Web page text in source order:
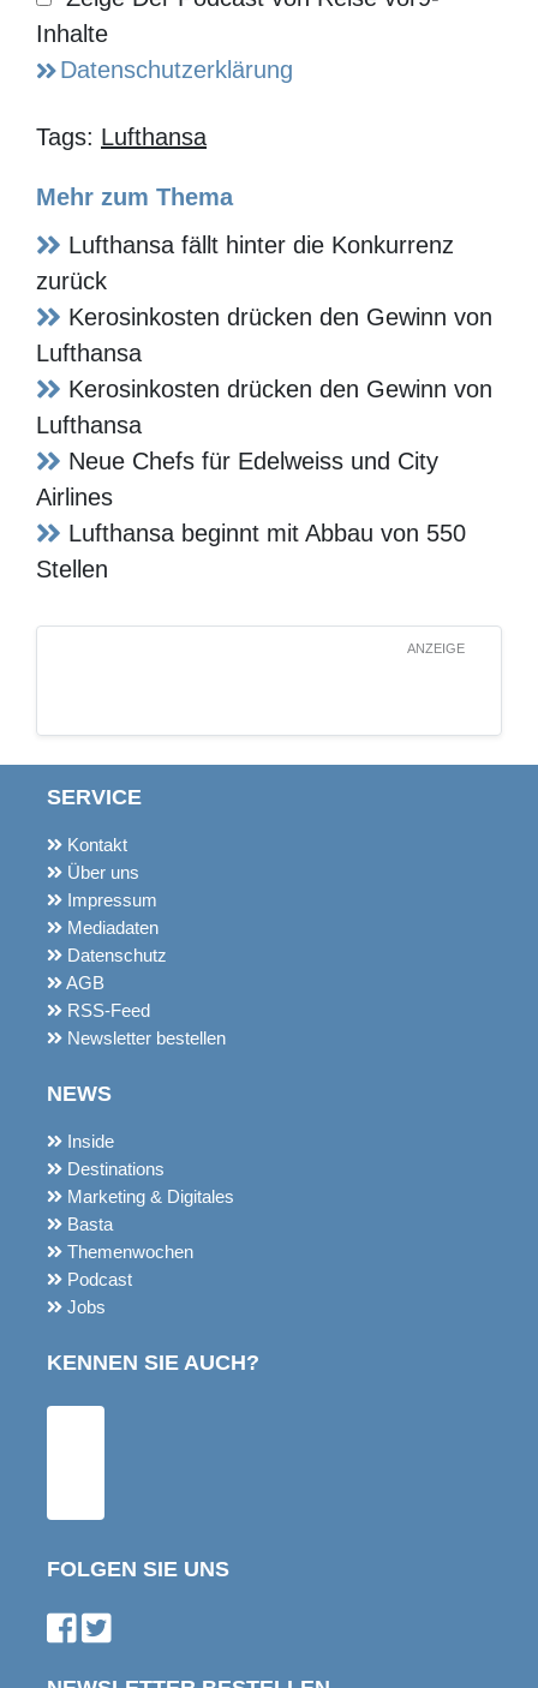
Tags: Lufthansa
Mehr zum Thema
Lufthansa fällt hinter die Konkurrenz
zurück
Kerosinkosten drücken den Gewinn von
Lufthansa
Kerosinkosten drücken den Gewinn von
Lufthansa
Neue Chefs für Edelweiss und City
Airlines
Lufthansa beginnt mit Abbau von 550
Stellen
ANZEIGE
SERVICE
Kontakt
Über uns
Impressum
Mediadaten
Datenschutz
AGB
RSS-Feed
Newsletter bestellen
NEWS
Inside
Destinations
Marketing & Digitales
Basta
Themenwochen
Podcast
Jobs
KENNEN SIE AUCH?
FOLGEN SIE UNS